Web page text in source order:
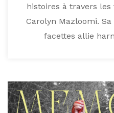
histoires à travers
Carolyn Mazloomi.
facettes allie